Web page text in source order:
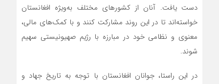
دست یافت. آنان از کشورهای مختلف به‌ویژه افغانستان
خواسته‌اند تا در این روند مشارکت کنند و با کمک‌های مالی،
معنوی و نظامی خود در مبارزه با رژیم صهیونیستی سهیم
شوند.
در این راستا، جوانان افغانستان با توجه به تاریخ جهاد و